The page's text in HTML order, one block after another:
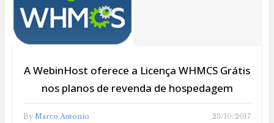
A WebinHost oferece a Licença WHMCS Grátis
nos planos de revenda de hospedagem
By Marco Antonio 23/10/2017